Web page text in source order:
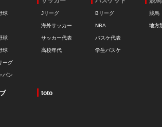
球
球
球
ーグ
パン
Jリーグ
海外サッカー
サッカー代表
高校年代
Bリーグ
NBA
バスケ代表
学生バスケ
競馬
地方
toto